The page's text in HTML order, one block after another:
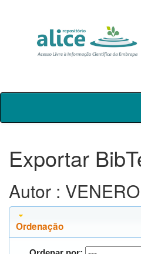
Skip
Exportar
Autor :
Ordenação